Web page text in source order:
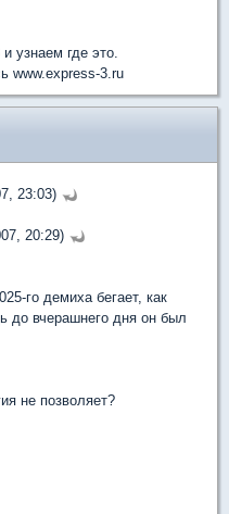
узнаем где это.
www.express-3.ru
23:03)
20:29)
го демиха бегает, как
до вчерашнего дня он был
не позволяет?